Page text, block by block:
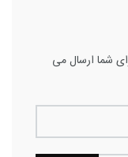
شما ارسال می